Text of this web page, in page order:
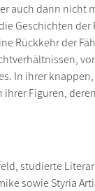
auch dann
Geschichten
Rückkehr der
In ihrer
Figuren,
studierte
sowie Styria